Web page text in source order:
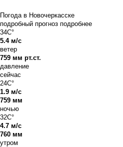
Погода в Новочеркасске
подробный прогноз подробнее
34C°
5.4 м/с
ветер
759 мм рт.ст.
давление
сейчас
24C°
1.9 м/с
759 мм
ночью
32C°
4.7 м/с
760 мм
утром